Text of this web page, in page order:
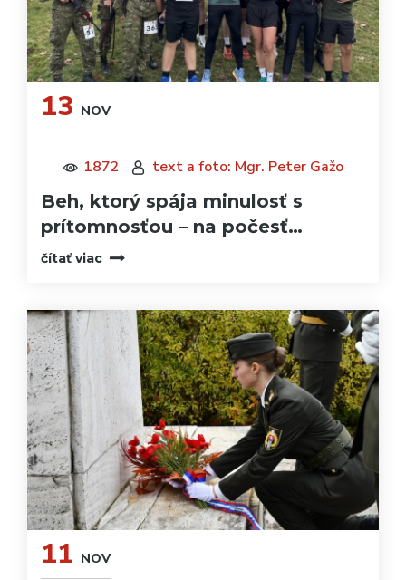
13 NOV
1872 text a foto: Mgr. Peter Gažo
Beh, ktorý spája minulosť s
prítomnosťou – na počesť…
čítať viac
11 NOV